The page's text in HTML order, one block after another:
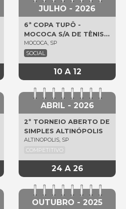
JULHO - 2026
6ª COPA TUPÔ -
MOCOCA S/A DE TÊNIS
2026
MOCOCA, SP
SOCIAL
10 A 12
ABRIL - 2026
2º TORNEIO ABERTO DE
SIMPLES ALTINÓPOLIS
ALTINOPOLIS, SP
COMPETITIVO
24 A 26
OUTUBRO - 2025